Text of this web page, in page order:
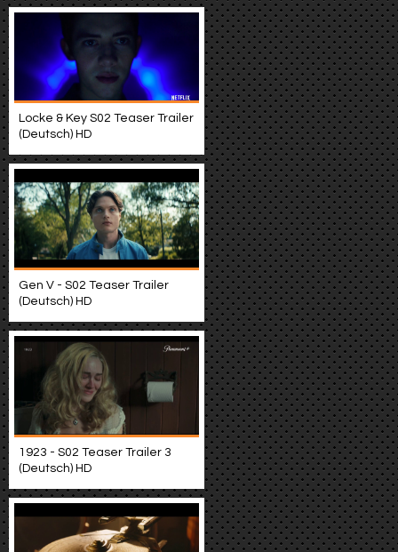
Locke & Key S02 Teaser Trailer
(Deutsch) HD
Gen V - S02 Teaser Trailer
(Deutsch) HD
1923 - S02 Teaser Trailer 3
(Deutsch) HD